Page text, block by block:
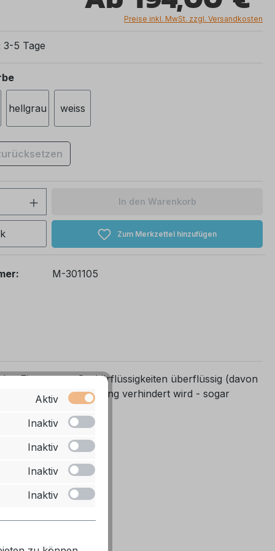
Preise inkl. MwSt. zzgl. Versandkosten
3-5 Tage
auswählen
hellgrau weiss
Anzahl: Gib den gewünschten Wert
In den Warenkorb
Zum Merkzettel hinzufügen
M-301105
Einsatz von Sanitärflüssigkeiten überflüssig (davon
Geruchsbelästigung verhindert wird - sogar
Aktiv
Inaktiv
Inaktiv
Inaktiv
Inaktiv